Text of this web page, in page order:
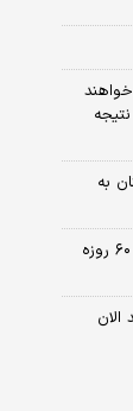
به
العربیه: توافق بازگشایی تنگه هرمز در راه است/جزئیات توافق ۶۰ روزه
الان